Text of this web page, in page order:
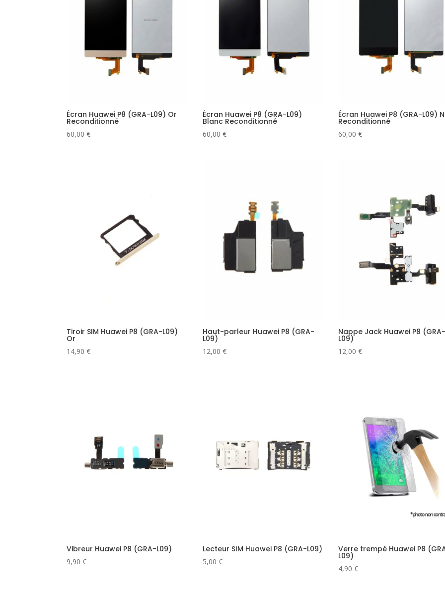
Écran Huawei P8 (GRA-L09) Or
Reconditionné
60,00€
Écran Huawei P8 (GRA-L09)
Blanc Reconditionné
60,00 €
Écran Huawei P8 (GRA-L09)
Reconditionné
60,00€
Tiroir SIM Huawei P8 (GRA-L09)
Or
14,90€
Haut-parleur Huawei P8 (GRA-
L09)
12,00 €
Nappe Jack Huawei P8
L09)
12,00€
Vibreur Huawei P8 (GRA-L09)
9,90€
Lecteur SIM Huawei P8 (GRA-L09)
5,00 €
Verre trempé Huawei P8
L09)
4,90€